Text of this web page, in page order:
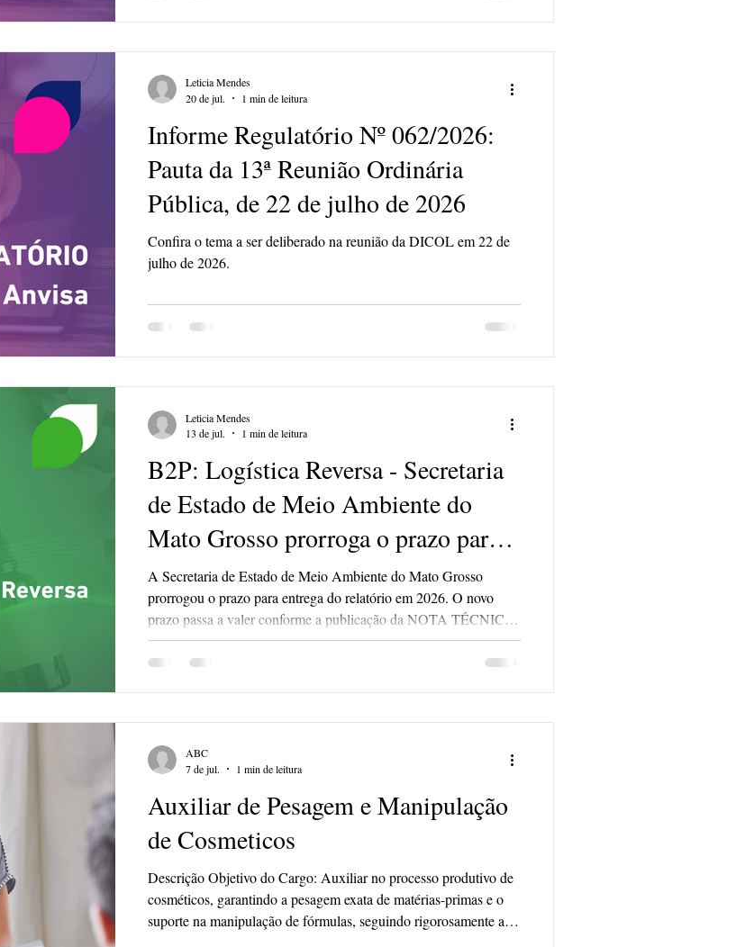
Informe Regulatório Nº 062/2026:
Pauta da 13ª Reunião Ordinária
Pública, de 22 de julho de 2026
Confira o tema a ser deliberado na reunião da DICOL em 22 de
julho de 2026.
Leticia Mendes
20 de jul.
1 min de leitura
B2P: Logística Reversa - Secretaria
de Estado de Meio Ambiente do
Mato Grosso prorroga o prazo para
entrega do relatório em 2026
A Secretaria de Estado de Meio Ambiente do Mato Grosso
prorrogou o prazo para entrega do relatório em 2026. O novo
prazo passa a valer conforme a publicação da NOTA TÉCNICA
nº 01/2026/CSGRS/SUIMIS/GSALARH.
Leticia Mendes
13 de jul.
1 min de leitura
Auxiliar de Pesagem e Manipulação
de Cosmeticos
Descrição Objetivo do Cargo: Auxiliar no processo produtivo de
cosméticos, garantindo a pesagem exata de matérias-primas e o
suporte na manipulação de fórmulas, seguindo rigorosamente as
ABC
7 de jul.
1 min de leitura